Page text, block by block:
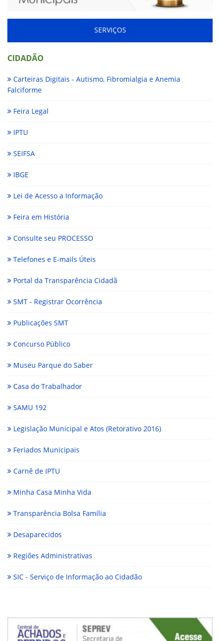
SERVIÇOS
CIDADÃO
Carteiras Digitais - Autismo, Fibromialgia e Anemia
Falciforme
Feira Legal
IPTU
SEIFSA
IBGE
Lei de Acesso a Informação
Feira em História
Consulte seu PROCESSO
Telefones e E-mails Úteis
Portal da Transparência Cidadã
SMT - Registrar Ocorrência
Publicações SMT
Concurso Público
Museu Parque do Saber
Casa do Trabalhador
SAMU 192
Legislação Municipal e Atos (Retorativo 2016)
Feriados Municipais
Carnê de IPTU
Minha Casa Minha Vida
Transparência Bolsa Família
Desaparecidos
Regiões Administrativas
SIC - Serviço de Informação ao Cidadão